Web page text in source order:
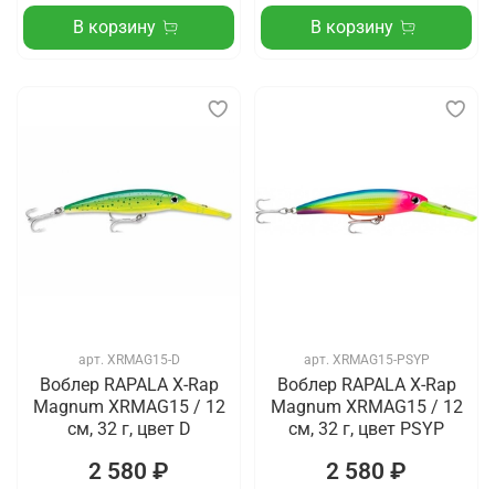
В корзину В корзину
арт. XRMAG15-D
Воблер RAPALA X-Rap
Magnum XRMAG15 / 12
см, 32 г, цвет D
2 580 ₽
арт. XRMAG15-PSYP
Воблер RAPALA X-Rap
Magnum XRMAG15 / 12
см, 32 г, цвет PSYP
2 580 ₽